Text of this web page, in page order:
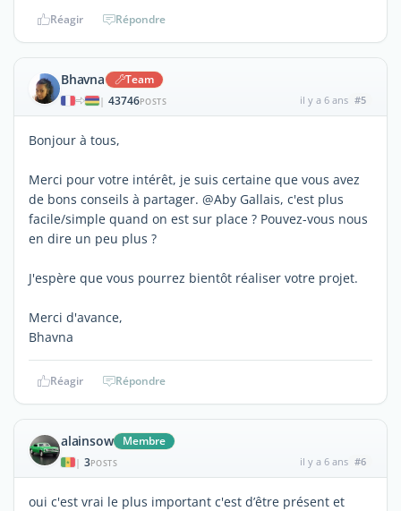
Réagir Répondre
Bhavna Team
| 43746POSTS il y a 6 ans #5
Bonjour à tous,
Merci pour votre intérêt, je suis certaine que vous avez
de bons conseils à partager. @Aby Gallais, c'est plus
facile/simple quand on est sur place ? Pouvez-vous nous
en dire un peu plus ?
J'espère que vous pourrez bientôt réaliser votre projet.
Merci d'avance,
Bhavna
Réagir Répondre
alainsow Membre
| 3POSTS il y a 6 ans #6
oui c'est vrai le plus important c'est d’être présent et